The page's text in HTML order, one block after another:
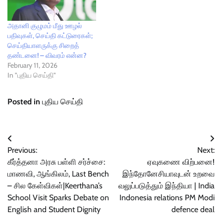
அதானி குழுமம் மீது ஊழல்
பதிவுகள், செய்தி கட்டுரைகள்;
செய்தியாளருக்கு சிறைத்
தண்டனை! – விவரம் என்ன?
February 11, 2026
In "புதிய செய்தி"
Posted in புதிய செய்தி
Post
navigation
Previous:
கீர்த்தனா அரசு பள்ளி சர்ச்சை:
மாணவி, ஆங்கிலம், Last Bench
– சில கேள்விகள்|Keerthana’s
School Visit Sparks Debate on
English and Student Dignity
Next:
ஏவுகணை விற்பனை!
இந்தோனேசியாவுடன் உறவை
வலுப்படுத்தும் இந்தியா | India
Indonesia relations PM Modi
defence deal